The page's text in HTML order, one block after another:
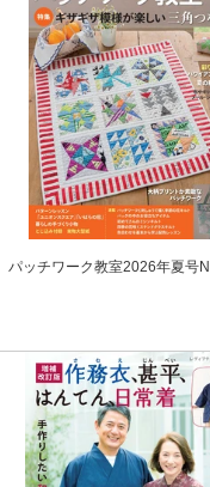
パッチワーク教室2026年夏号